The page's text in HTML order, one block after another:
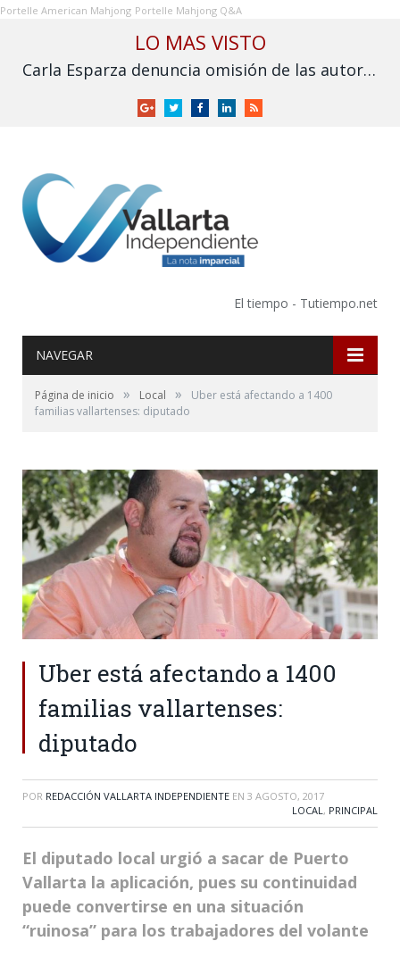
Portelle American Mahjong Portelle Mahjong Q&A
LO MAS VISTO
Carla Esparza denuncia omisión de las autoridades por inundación en Nuevo Nayarit
GoogleTwitterFacebookLinkedInRSS
El tiempo - Tutiempo.net
NAVEGAR
Página de inicio » Local »
Uber está afectando a 1400
familias vallartenses: diputado
Uber está afectando a 1400
familias vallartenses:
diputado
POR REDACCIÓN VALLARTA INDEPENDIENTE EN 3 AGOSTO, 2017
LOCAL, PRINCIPAL
El diputado local urgió a sacar de Puerto
Vallarta la aplicación, pues su continuidad
puede convertirse en una situación
“ruinosa” para los trabajadores del volante